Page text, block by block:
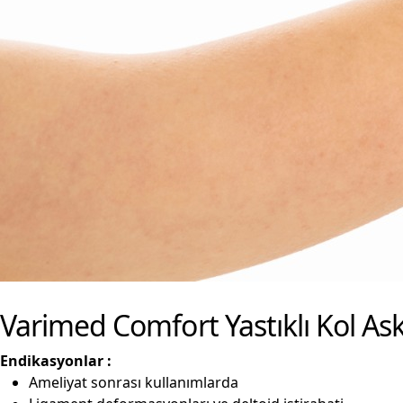
Varimed Comfort Yastıklı Kol
Endikasyonlar :
Ameliyat sonrası kullanımlarda